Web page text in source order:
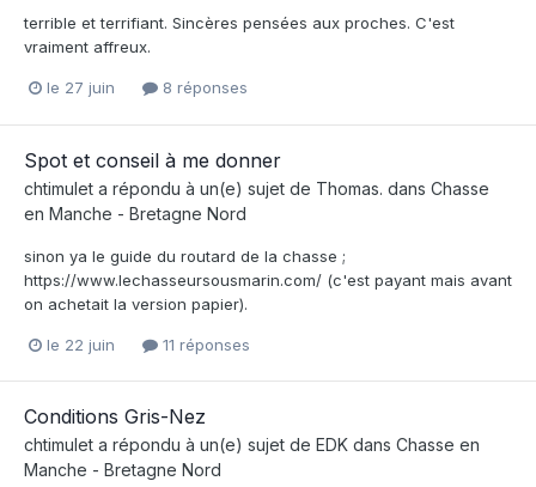
terrible et terrifiant. Sincères pensées aux proches. C'est
vraiment affreux.
le 27 juin 8 réponses
Spot et conseil à me donner
chtimulet a répondu à un(e) sujet de Thomas. dans Chasse
en Manche - Bretagne Nord
sinon ya le guide du routard de la chasse ;
https://www.lechasseursousmarin.com/ (c'est payant mais avant
on achetait la version papier).
le 22 juin 11 réponses
Conditions Gris-Nez
chtimulet a répondu à un(e) sujet de EDK dans Chasse en
Manche - Bretagne Nord